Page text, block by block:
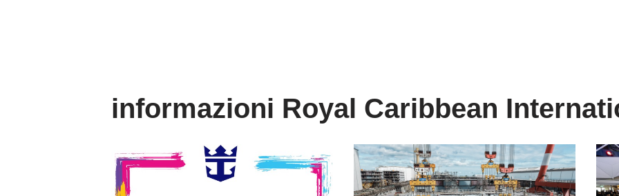
informazioni Royal Caribbean